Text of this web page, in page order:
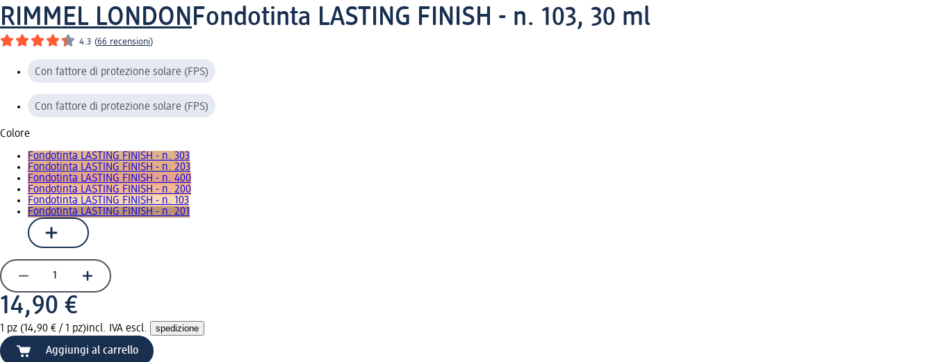
RIMMEL LONDONFondotinta LASTING FINISH - n. 103, 30 ml
4.3 (66 recensioni)
Con fattore di protezione solare (FPS)
Con fattore di protezione solare (FPS)
Colore
Fondotinta LASTING FINISH - n. 303
Fondotinta LASTING FINISH - n. 203
Fondotinta LASTING FINISH - n. 400
Fondotinta LASTING FINISH - n. 200
Fondotinta LASTING FINISH - n. 103
Fondotinta LASTING FINISH - n. 201
14,90 €
1 pz (14,90 € / 1 pz)incl. IVA escl. spedizione
Aggiungi al carrello